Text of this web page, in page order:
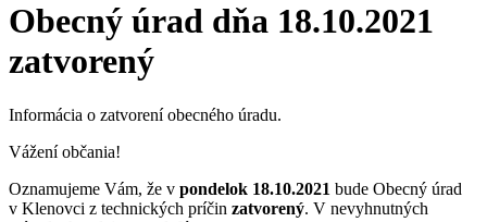
Obecný úrad dňa 18.10.2021
zatvorený
Informácia o zatvorení obecného úradu.
Vážení občania!
Oznamujeme Vám, že v pondelok 18.10.2021 bude Obecný úrad
v Klenovci z technických príčin zatvorený. V nevyhnutných